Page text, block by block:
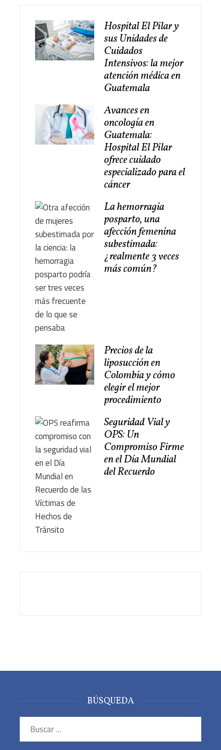
Hospital El Pilar y
sus Unidades de
Cuidados
Intensivos: la mejor
atención médica en
Guatemala
Avances en
oncología en
Guatemala:
Hospital El Pilar
ofrece cuidado
especializado para el
cáncer
La hemorragia
posparto, una
afección femenina
subestimada:
¿realmente 3 veces
más común?
Precios de la
liposucción en
Colombia y cómo
elegir el mejor
procedimiento
Seguridad Vial y
OPS: Un
Compromiso Firme
en el Día Mundial
del Recuerdo
BÚSQUEDA
Buscar: